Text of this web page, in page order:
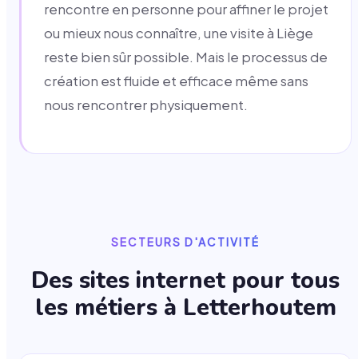
rencontre en personne pour affiner le projet
ou mieux nous connaître, une visite à Liège
reste bien sûr possible. Mais le processus de
création est fluide et efficace même sans
nous rencontrer physiquement.
SECTEURS D'ACTIVITÉ
Des sites internet pour tous
les métiers à Letterhoutem